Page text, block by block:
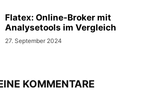
Flatex: Online-Broker mit
Analysetools im Vergleich
27. September 2024
KOMMENTARE